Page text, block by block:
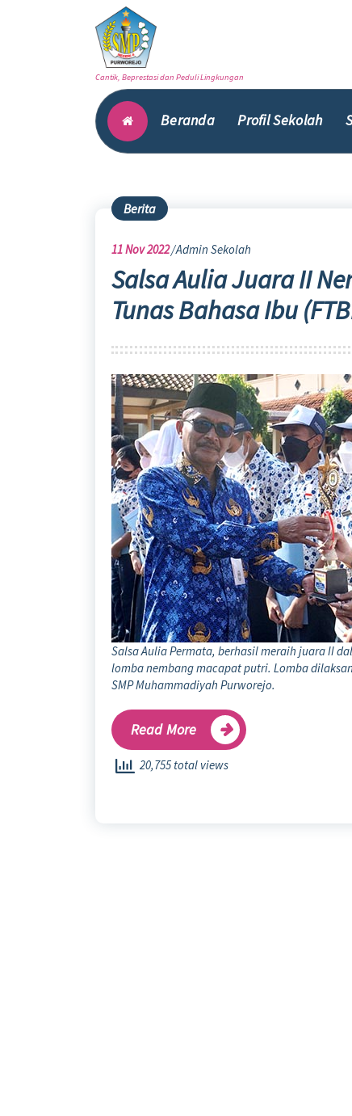
Cantik, Beprestasi dan Peduli Lingkungan
Beranda Profil Sekolah
Berita
11Nov 2022 Admin Sekolah
Salsa Aulia Juara II
Tunas Bahasa Ibu
Salsa Aulia Permata, berhasil meraih juara II
lomba nembang macapat putri. Lomba
SMP Muhammadiyah Purworejo.
Read More
20,755 total views